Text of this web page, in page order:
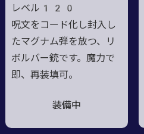
レベル120
呪文をコード化し封入し
たマグナム弾を放つ、リ
ボルバー銃です。魔力で
即、再装填可。
装備中